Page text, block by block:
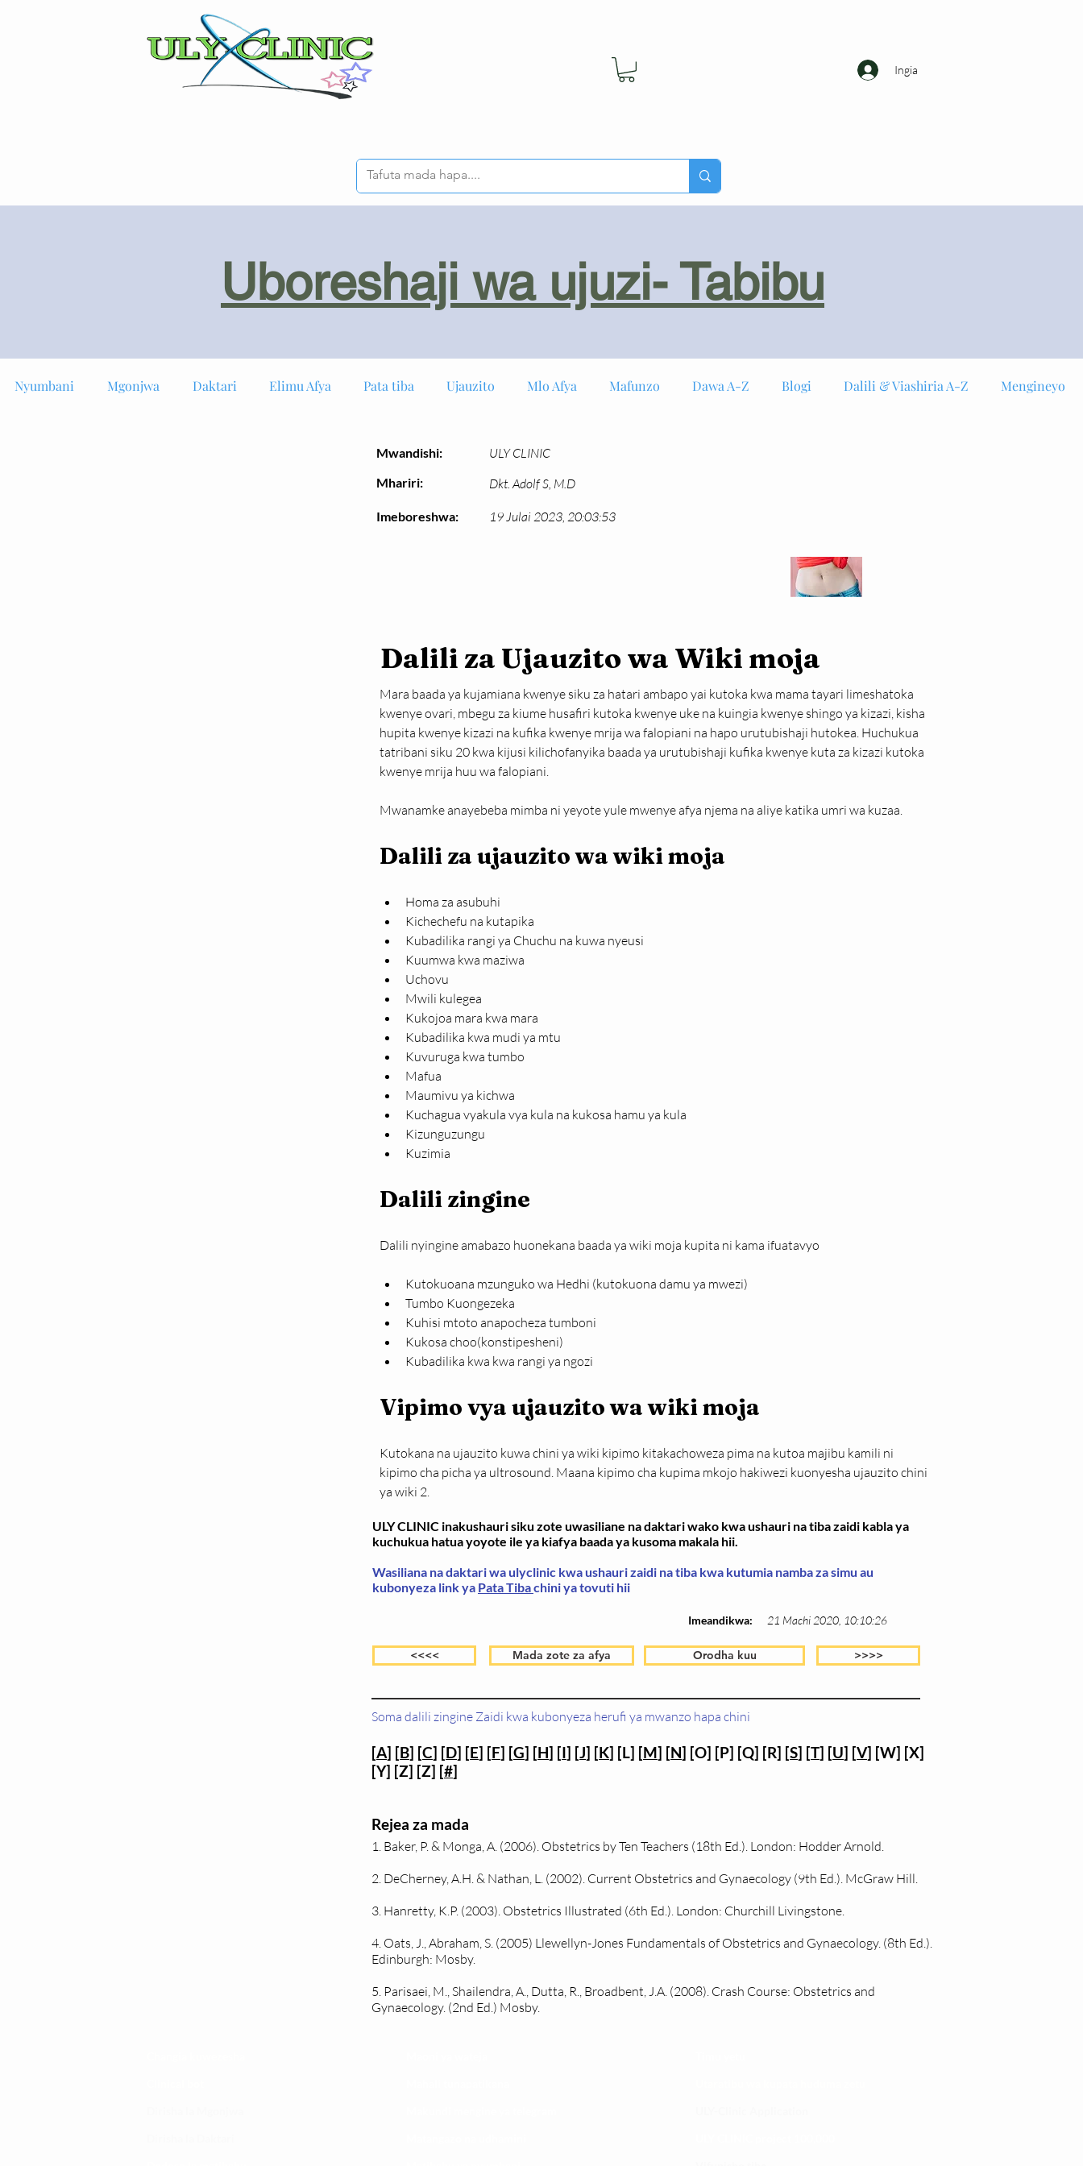
Ingia
Uboreshaji wa ujuzi- Tabibu
Nyumbani Mgonjwa Daktari Elimu Afya Pata tiba Ujauzito Mlo Afya Mafunzo Dawa A-Z Blogi Dalili & Viashiria A-Z Mengineyo
Mwandishi:
Mhariri:
Imeboreshwa:
ULY CLINIC
Dkt. Adolf S, M.D
19 Julai 2023, 20:03:53
Dalili za Ujauzito wa Wiki moja
Mara baada ya kujamiana kwenye siku za hatari ambapo yai kutoka kwa mama tayari limeshatoka
kwenye ovari, mbegu za kiume husafiri kutoka kwenye uke na kuingia kwenye shingo ya kizazi, kisha
hupita kwenye kizazi na kufika kwenye mrija wa falopiani na hapo urutubishaji hutokea. Huchukua
tatribani siku 20 kwa kijusi kilichofanyika baada ya urutubishaji kufika kwenye kuta za kizazi kutoka
kwenye mrija huu wa falopiani.
Mwanamke anayebeba mimba ni yeyote yule mwenye afya njema na aliye katika umri wa kuzaa.
Dalili za ujauzito wa wiki moja
Homa za asubuhi
Kichechefu na kutapika
Kubadilika rangi ya Chuchu na kuwa nyeusi
Kuumwa kwa maziwa
Uchovu
Mwili kulegea
Kukojoa mara kwa mara
Kubadilika kwa mudi ya mtu
Kuvuruga kwa tumbo
Mafua
Maumivu ya kichwa
Kuchagua vyakula vya kula na kukosa hamu ya kula
Kizunguzungu
Kuzimia
Dalili zingine
Dalili nyingine amabazo huonekana baada ya wiki moja kupita ni kama ifuatavyo
Kutokuoana mzunguko wa Hedhi (kutokuona damu ya mwezi)
Tumbo Kuongezeka
Kuhisi mtoto anapocheza tumboni
Kukosa choo(konstipesheni)
Kubadilika kwa kwa rangi ya ngozi
Vipimo vya ujauzito wa wiki moja
Kutokana na ujauzito kuwa chini ya wiki kipimo kitakachoweza pima na kutoa majibu kamili ni
kipimo cha picha ya ultrosound. Maana kipimo cha kupima mkojo hakiwezi kuonyesha ujauzito chini
ya wiki 2.
ULY CLINIC inakushauri siku zote uwasiliane na daktari wako kwa ushauri na tiba zaidi kabla ya
kuchukua hatua yoyote ile ya kiafya baada ya kusoma makala hii.
Wasiliana na daktari wa ulyclinic kwa ushauri zaidi na tiba kwa kutumia namba za simu au
kubonyeza link ya Pata Tibachini ya tovuti hii
Imeandikwa: 21 Machi 2020, 10:10:26
<<<< Mada zote za afya Orodha kuu >>>>
Soma dalili zingine Zaidi kwa kubonyeza herufi ya mwanzo hapa chini
[A] [B] [C] [D] [E] [F] [G] [H] [I] [J] [K] [L] [M] [N] [O] [P] [Q] [R] [S] [T] [U] [V] [W] [X]
[Y] [Z] [Z] [#]
Rejea za mada
1. Baker, P. & Monga, A. (2006). Obstetrics by Ten Teachers (18th Ed.). London: Hodder Arnold.
2. DeCherney, A.H. & Nathan, L. (2002). Current Obstetrics and Gynaecology (9th Ed.). McGraw Hill.
3. Hanretty, K.P. (2003). Obstetrics Illustrated (6th Ed.). London: Churchill Livingstone.
4. Oats, J., Abraham, S. (2005) Llewellyn-Jones Fundamentals of Obstetrics and Gynaecology. (8th Ed.).
Edinburgh: Mosby.
5. Parisaei, M., Shailendra, A., Dutta, R., Broadbent, J.A. (2008). Crash Course: Obstetrics and
Gynaecology. (2nd Ed.) Mosby.